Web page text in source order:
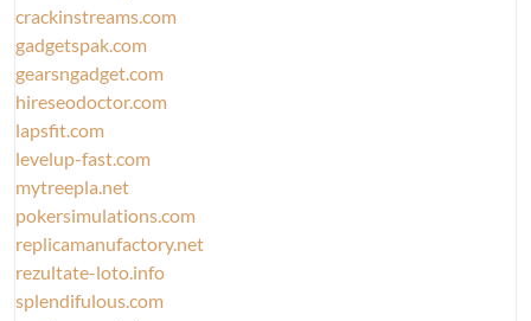
crackinstreams.com
gadgetspak.com
gearsngadget.com
hireseodoctor.com
lapsfit.com
levelup-fast.com
mytreepla.net
pokersimulations.com
replicamanufactory.net
rezultate-loto.info
splendifulous.com